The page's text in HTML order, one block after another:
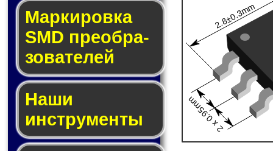
Мар­ки­ров­ка
SMD пре­об­ра­
зо­ва­те­лей
Наши
инструменты
2.8±0.3mm
2 x 0.95mm